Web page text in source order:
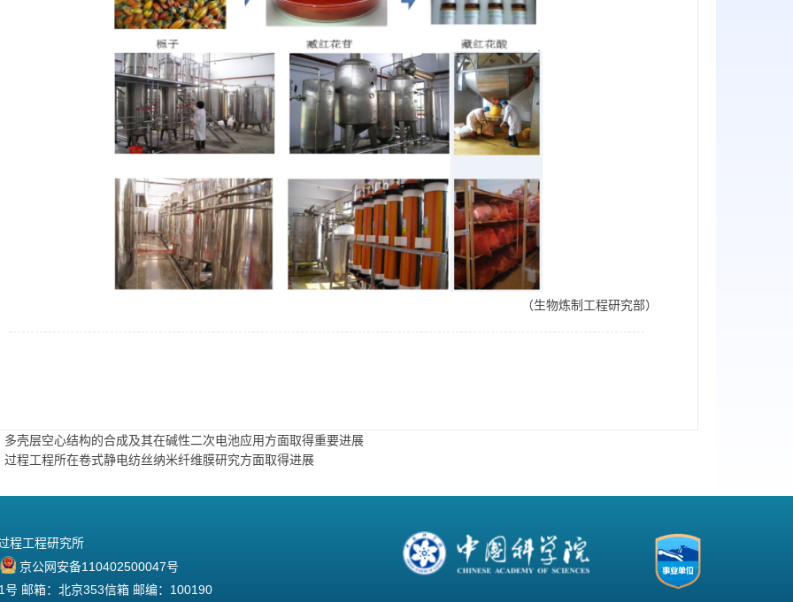
（生物炼制工程研究部）
多壳层空心结构的合成及其在碱性二次电池应用方面取得重要进展
过程工程所在卷式静电纺丝纳米纤维膜研究方面取得进展
程工程研究所
京公网安备110402500047号
邮箱：北京353信箱 邮编：100190